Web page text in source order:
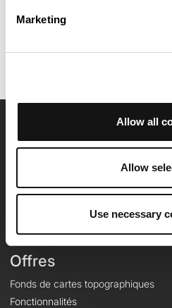
Marketing
Allow all
Allow
Use necessary
Dernière modification de la fiche
Identifiant du parcours: 23942679
OpenRunner
À propos
Le Mag'
Offres
Fonds de cartes topographiques
Fonctionnalités